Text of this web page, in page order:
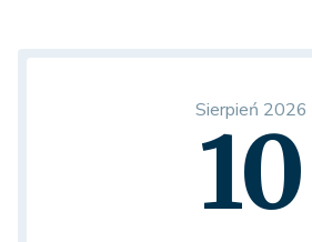
Sierpień 2026
10